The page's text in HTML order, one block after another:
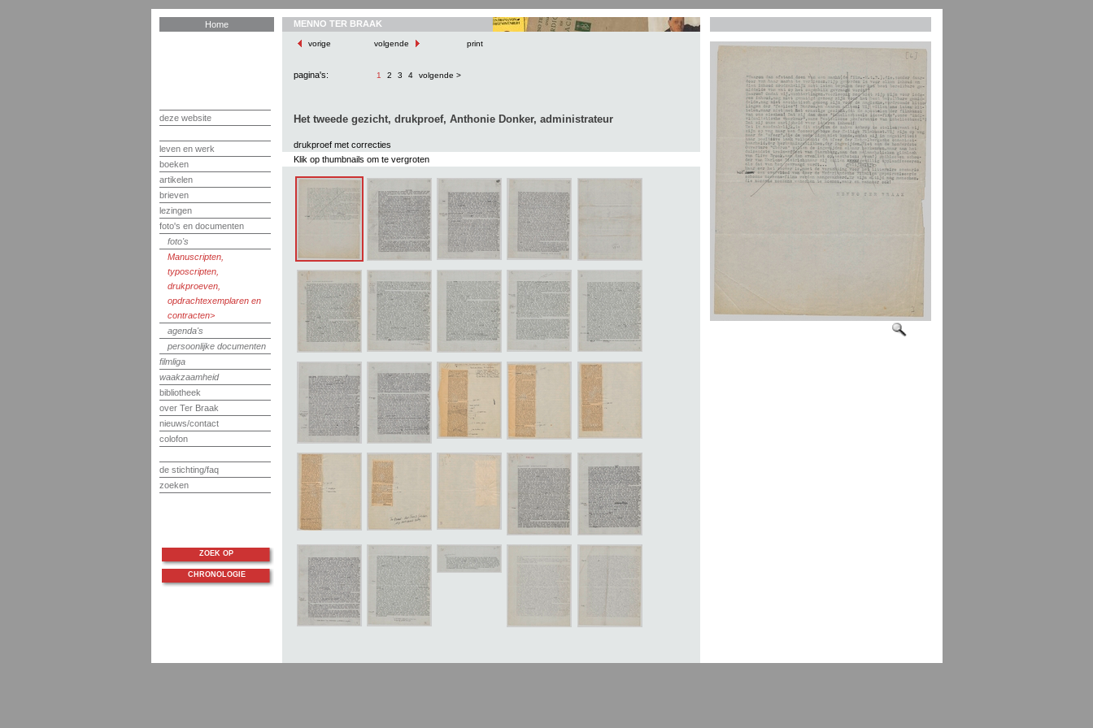
Home
deze website
leven en werk
boeken
artikelen
brieven
lezingen
foto's en documenten
foto's
Manuscripten,
typoscripten,
drukproeven,
opdrachtexemplaren en
contracten
agenda's
persoonlijke documenten
filmliga
waakzaamheid
bibliotheek
over Ter Braak
nieuws/contact
colofon
de stichting/faq
zoeken
MENNO TER BRAAK
vorige volgende print
pagina's: 1 2 3 4 volgende >
Het tweede gezicht, drukproef, Anthonie Donker, administrateur
drukproef met correcties
Klik op thumbnails om te vergroten
ZOEK OP
CHRONOLOGIE